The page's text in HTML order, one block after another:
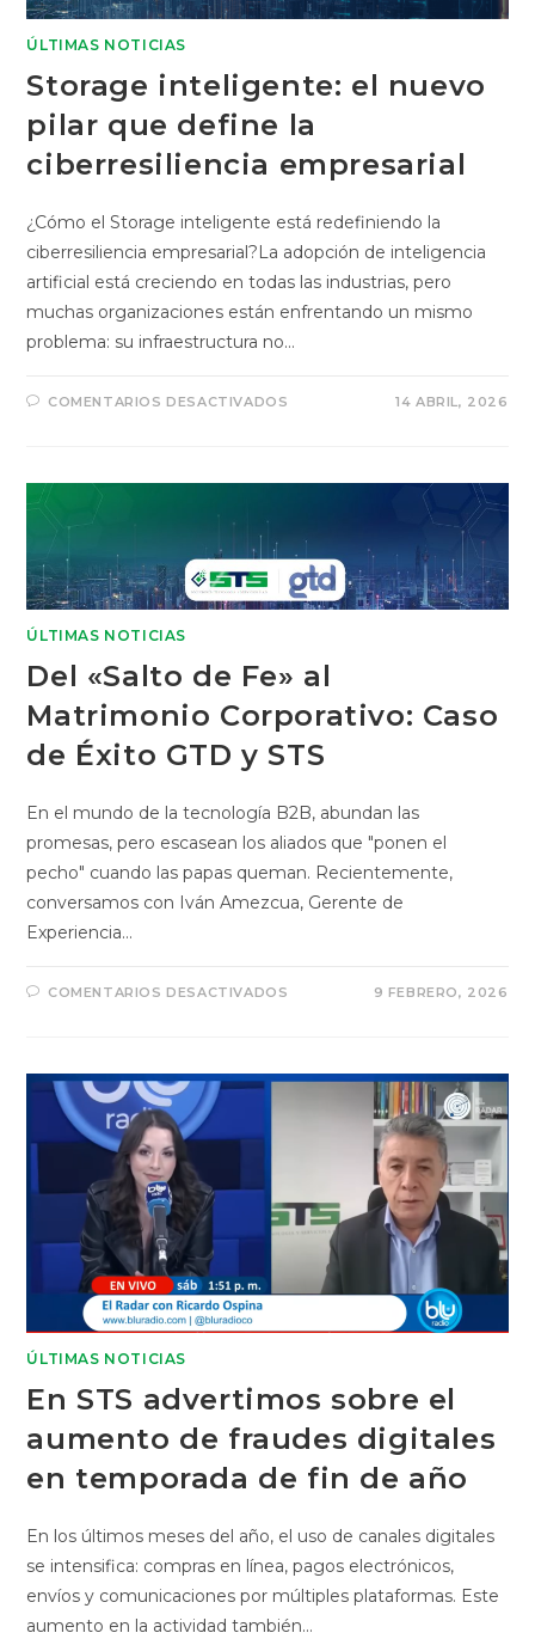
ÚLTIMAS NOTICIAS
Storage inteligente: el nuevo
pilar que define la
ciberresiliencia empresarial
¿Cómo el Storage inteligente está redefiniendo la
ciberresiliencia empresarial?La adopción de inteligencia
artificial está creciendo en todas las industrias, pero
muchas organizaciones están enfrentando un mismo
problema: su infraestructura no…
COMENTARIOS DESACTIVADOS 14 ABRIL, 2026
ÚLTIMAS NOTICIAS
Del «Salto de Fe» al
Matrimonio Corporativo: Caso
de Éxito GTD y STS
En el mundo de la tecnología B2B, abundan las
promesas, pero escasean los aliados que "ponen el
pecho" cuando las papas queman. Recientemente,
conversamos con Iván Amezcua, Gerente de
Experiencia…
COMENTARIOS DESACTIVADOS 9 FEBRERO, 2026
ÚLTIMAS NOTICIAS
En STS advertimos sobre el
aumento de fraudes digitales
en temporada de fin de año
En los últimos meses del año, el uso de canales digitales
se intensifica: compras en línea, pagos electrónicos,
envíos y comunicaciones por múltiples plataformas. Este
aumento en la actividad también…